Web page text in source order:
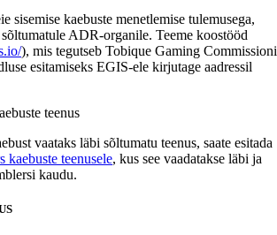
sisemise kaebuste menetlemise tulemusega,
ADR-organile. Teeme koostööd
), mis tegutseb Tobique Gaming Commissioni
esitamiseks EGIS-ele kirjutage aadressil
teenus
vaataks läbi sõltumatu teenus, saate esitada
kaebuste teenusele, kus see vaadatakse läbi ja
kaudu.